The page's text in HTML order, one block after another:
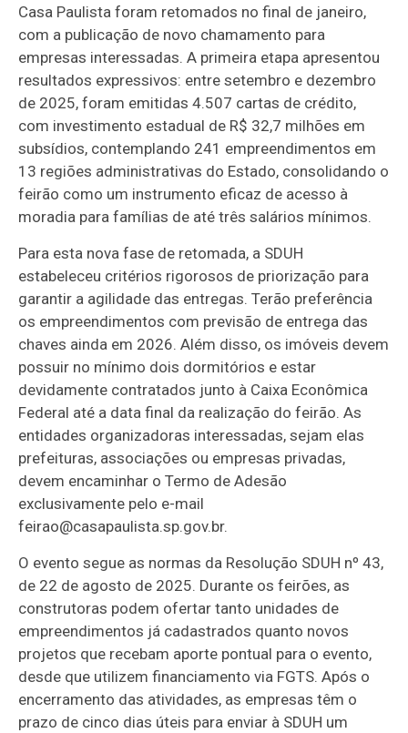
Casa Paulista foram retomados no final de janeiro,
com a publicação de novo chamamento para
empresas interessadas. A primeira etapa apresentou
resultados expressivos: entre setembro e dezembro
de 2025, foram emitidas 4.507 cartas de crédito,
com investimento estadual de R$ 32,7 milhões em
subsídios, contemplando 241 empreendimentos em
13 regiões administrativas do Estado, consolidando o
feirão como um instrumento eficaz de acesso à
moradia para famílias de até três salários mínimos.
Para esta nova fase de retomada, a SDUH
estabeleceu critérios rigorosos de priorização para
garantir a agilidade das entregas. Terão preferência
os empreendimentos com previsão de entrega das
chaves ainda em 2026. Além disso, os imóveis devem
possuir no mínimo dois dormitórios e estar
devidamente contratados junto à Caixa Econômica
Federal até a data final da realização do feirão. As
entidades organizadoras interessadas, sejam elas
prefeituras, associações ou empresas privadas,
devem encaminhar o Termo de Adesão
exclusivamente pelo e-mail
feirao@casapaulista.sp.gov.br.
O evento segue as normas da Resolução SDUH nº 43,
de 22 de agosto de 2025. Durante os feirões, as
construtoras podem ofertar tanto unidades de
empreendimentos já cadastrados quanto novos
projetos que recebam aporte pontual para o evento,
desde que utilizem financiamento via FGTS. Após o
encerramento das atividades, as empresas têm o
prazo de cinco dias úteis para enviar à SDUH um